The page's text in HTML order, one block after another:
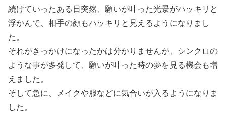
続けていったある日突然、願いが叶った光景がハッキリと
浮かんで、相手の顔もハッキリと見えるようになりまし
た。
それがきっかけになったかは分かりませんが、シンクロの
ような事が多発して、願いが叶った時の夢を見る機会も増
えました。
そして急に、メイクや服などに気合いが入るようになりま
した。